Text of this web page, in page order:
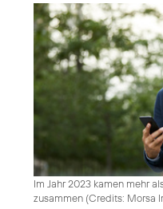
Im Jahr 2023 kamen mehr
zusammen (Credits: Morsa